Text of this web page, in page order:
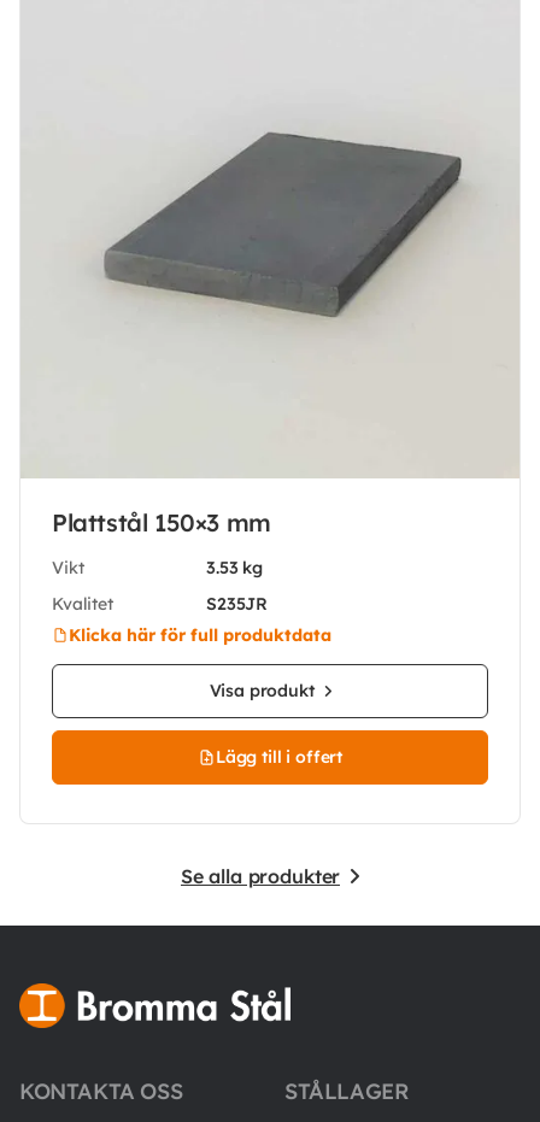
Plattstål 150×3 mm
Vikt
3.53 kg
Kvalitet
S235JR
Klicka här för full produktdata
Visa produkt
Lägg till i offert
Se alla produkter
KONTAKTA OSS STÅLLAGER